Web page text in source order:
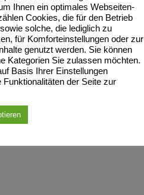
Die Tanzentdecker
viel Spaß an das Tanzen in
erfolgreichen Start als
neue Gruppe. Bei
Jahren gerne mal
weiter mitmachen. Um
Ihnen ein optimales Webseiten-
Cookies, die für den Betrieb
solche, die lediglich zu
für Komforteinstellungen oder zur
genutzt werden. Sie können
Kategorien Sie zulassen möchten.
Basis Ihrer Einstellungen
der Seite zur